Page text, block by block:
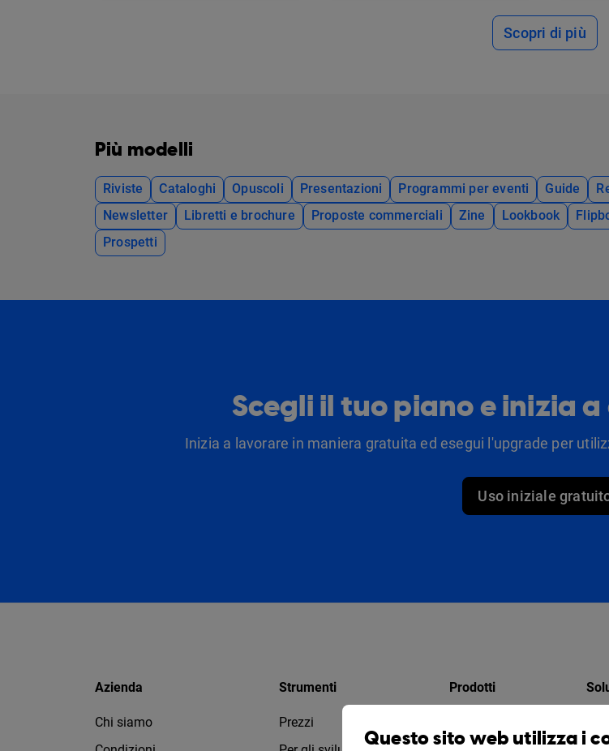
Scopri di più
Più modelli
Riviste Cataloghi Opuscoli Presentazioni Programmi per eventi Guide
Newsletter
Libretti e brochure Proposte commerciali Zine Lookbook
Prospetti
Scegli il tuo piano e inizia
Inizia a lavorare in maniera gratuita ed esegui l'upgrade per
Uso iniziale
Azienda
Chi siamo
Strumenti
Prezzi
Prodotti
Questo sito web utilizza i